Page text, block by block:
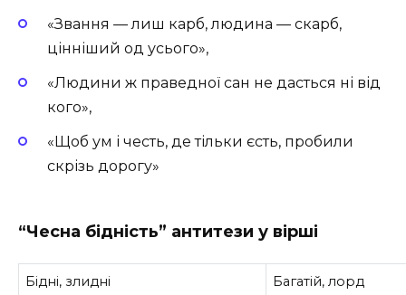
«Звання — лиш карб, людина — скарб,
цінніший од усього»,
«Людини ж праведної сан не дасться ні від
кого»,
«Щоб ум і честь, де тільки єсть, пробили
скрізь дорогу»
“Чесна бідність” антитези у вірші
Бідні, злидні Багатій, лорд